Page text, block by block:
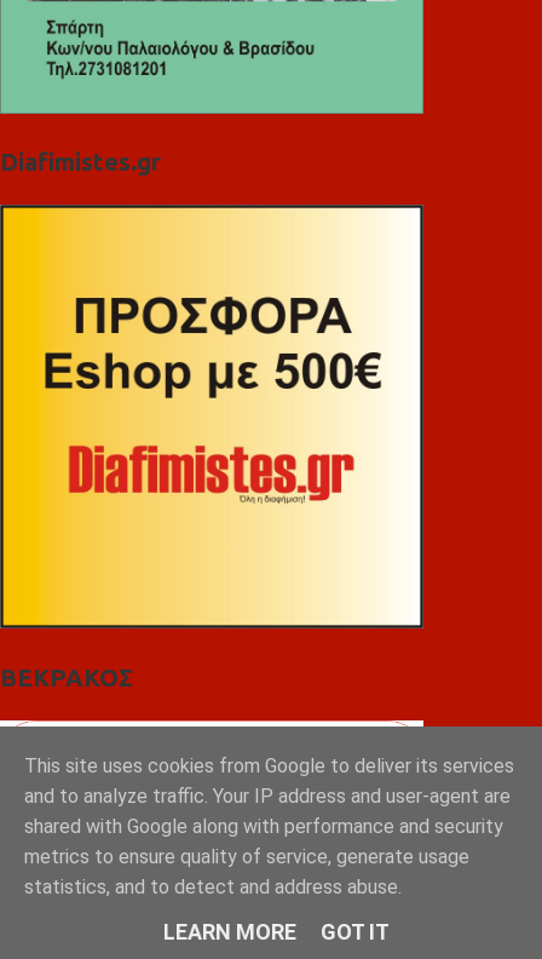
Diafimistes.gr
ΒΕΚΡΑΚΟΣ
This site uses cookies from Google to deliver its services
and to analyze traffic. Your IP address and user-agent are
shared with Google along with performance and security
metrics to ensure quality of service, generate usage
statistics, and to detect and address abuse.
LEARN MORE GOT IT